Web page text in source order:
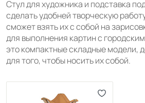
Стул для художника и подставка
сделать удобней творческую
сможет взять их с собой на
для выполнения картин с
это компактные складные модели,
для того, чтобы носить их собой.